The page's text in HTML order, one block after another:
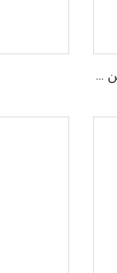
أقفال حاويات الشحن والتخزين الفولاذية الثقيلة من النوع البرغي، صندوق قفل الهوكي الجليدي، أقفال الحاويات